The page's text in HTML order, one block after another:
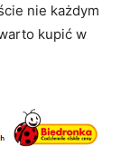
nie każdym
kupić w